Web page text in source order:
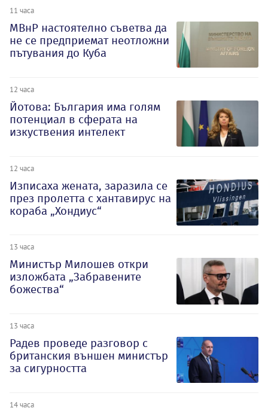
11 часа
МВнР настоятелно съветва да
не се предприемат неотложни
пътувания до Куба
12 часа
Йотова: България има голям
потенциал в сферата на
изкуствения интелект
12 часа
Изписаха жената, заразила се
през пролетта с хантавирус на
кораба „Хондиус“
13 часа
Министър Милошев откри
изложбата „Забравените
божества“
13 часа
Радев проведе разговор с
британския външен министър
за сигурността
14 часа